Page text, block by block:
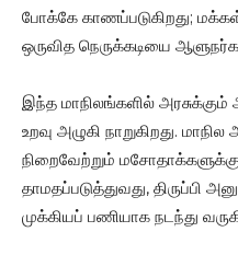
போக்கே காணப்படுகிறது;
ஒருவித நெருக்கடியை
இந்த மாநிலங்களில்
உறவு அழுகி நாறுகிறது.
நிறைவேற்றும் மசோதாக்களுக்கு
தாமதப்படுத்துவது, திருப்பி
முக்கியப் பணியாக நடந்து